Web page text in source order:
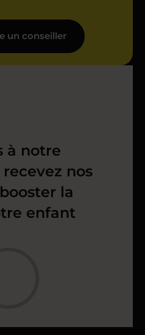
un conseiller
à notre
nos
la
enfant